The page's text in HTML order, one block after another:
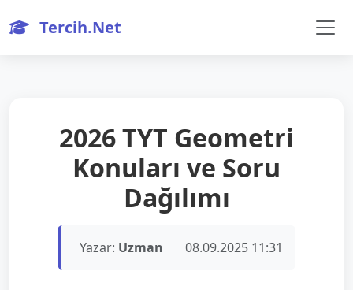
Tercih.Net
2026 TYT Geometri
Konuları ve Soru
Dağılımı
Yazar: Uzman 08.09.2025 11:31